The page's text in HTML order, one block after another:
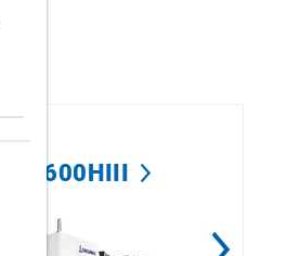
MA-600HIII